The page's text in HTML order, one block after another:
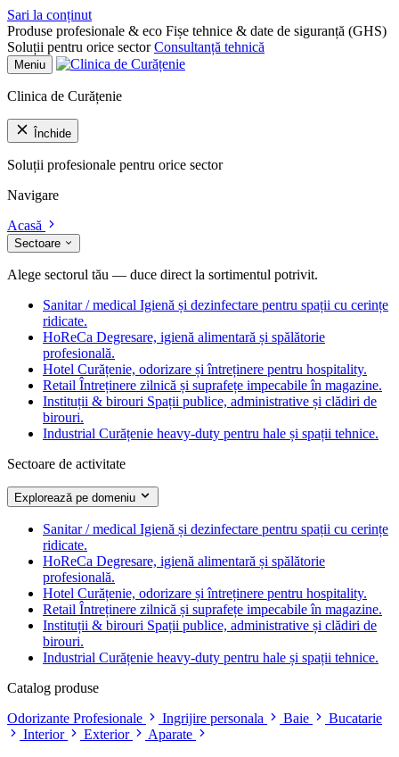
Sari la conținut
Produse profesionale & eco Fișe tehnice & date de siguranță (GHS)
Soluții pentru orice sector Consultanță tehnică
Meniu
Clinica de Curățenie
Închide
Soluții profesionale pentru orice sector
Navigare
Acasă
Sectoare
Alege sectorul tău — duce direct la sortimentul potrivit.
Sanitar / medical Igienă și dezinfectare pentru spații cu cerințe
ridicate.
HoReCa Degresare, igienă alimentară și spălătorie
profesională.
Hotel Curățenie, odorizare și întreținere pentru hospitality.
Retail Întreținere zilnică și suprafețe impecabile în magazine.
Instituții & birouri Spații publice, administrative și clădiri de
birouri.
Industrial Curățenie heavy-duty pentru hale și spații tehnice.
Sectoare de activitate
Explorează pe domeniu
Sanitar / medical Igienă și dezinfectare pentru spații cu cerințe
ridicate.
HoReCa Degresare, igienă alimentară și spălătorie
profesională.
Hotel Curățenie, odorizare și întreținere pentru hospitality.
Retail Întreținere zilnică și suprafețe impecabile în magazine.
Instituții & birouri Spații publice, administrative și clădiri de
birouri.
Industrial Curățenie heavy-duty pentru hale și spații tehnice.
Catalog produse
Odorizante Profesionale
Ingrijire personala Baie
Bucatarie
Interior
Exterior
Aparate